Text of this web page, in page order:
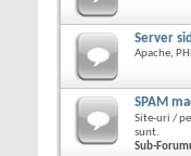
Server
Apache,
SPAM
Site-uri /
sunt.
Sub-